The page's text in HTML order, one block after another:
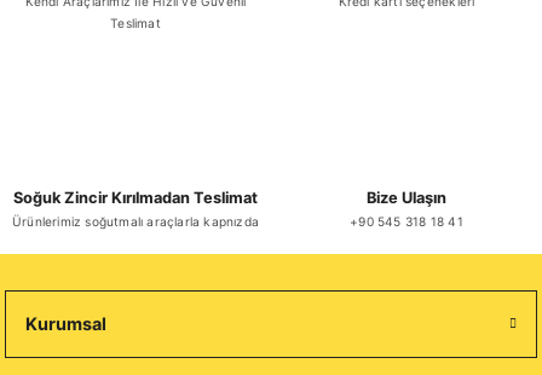
Teslimat
Soğuk Zincir Kırılmadan Teslimat
Ürünlerimiz soğutmalı araçlarla kapnızda
Bize Ulaşın
+90 545 318 18 41
Kurumsal